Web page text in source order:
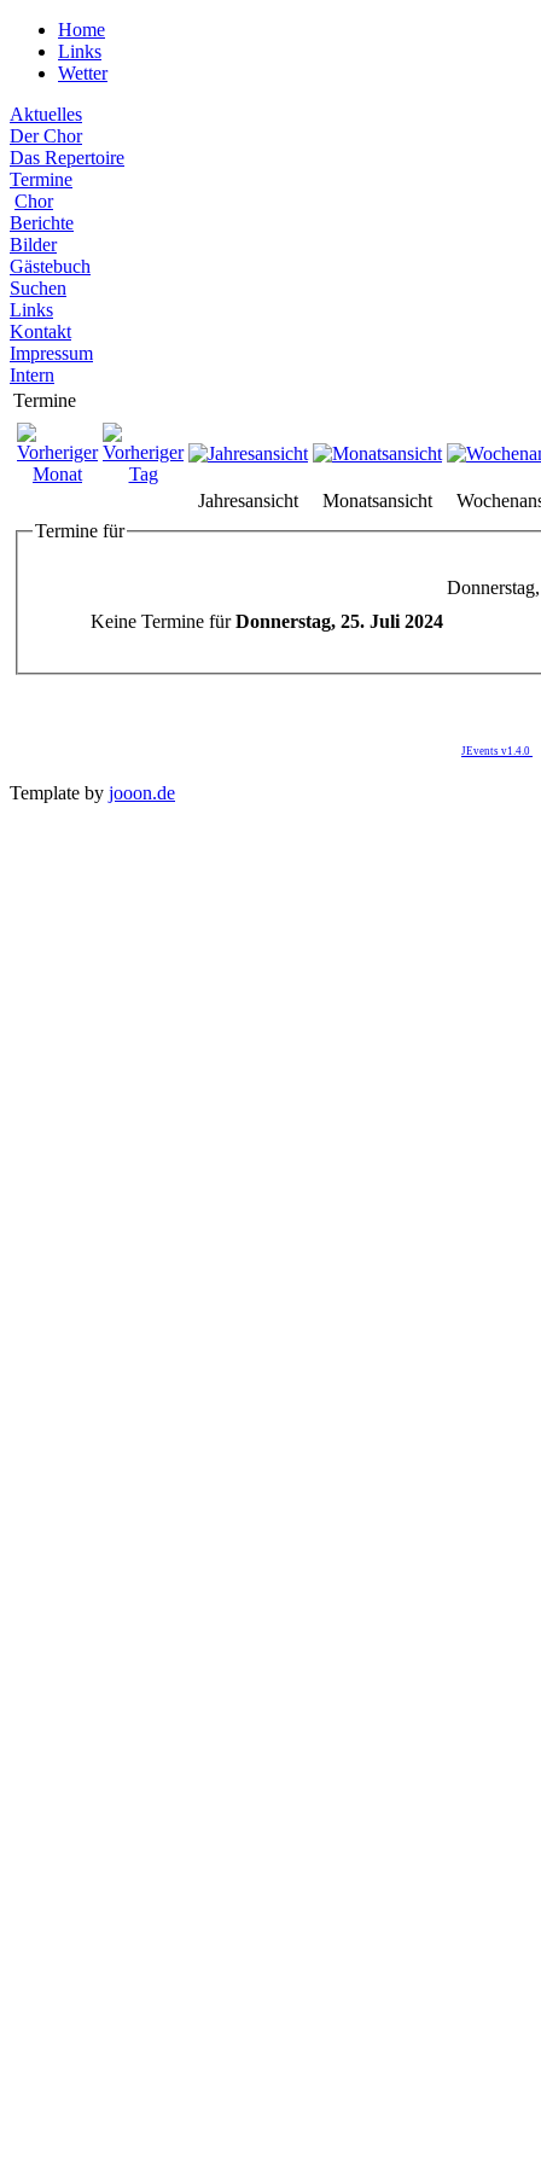
Home
Links
Wetter
Aktuelles
Der Chor
Das Repertoire
Termine
Chor
Berichte
Bilder
Gästebuch
Suchen
Links
Kontakt
Impressum
Intern
Termine
Jahresansicht Monatsansicht
Termine für
Keine Termine fürDonnerstag, 25. Juli 2024
JEvents v1.4.0
Template by jooon.de